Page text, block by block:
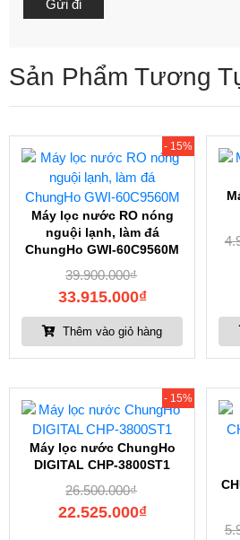
Sản Phẩm Tương
- 15%
Máy lọc nước RO nóng
nguội lạnh, làm đá
ChungHo GWI-60C9560M
39.900.000₫
33.915.000₫
Thêm vào giỏ hàng
- 15%
Máy lọc nước ChungHo
DIGITAL CHP-3800ST1
26.500.000₫
22.525.000₫